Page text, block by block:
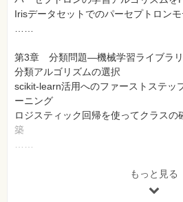
Irisデータセットでのパーセプトロン
……
第3章 分類問題―機械学習ライブラ
分類アルゴリズムの選択
scikit-learn活用へのファーストステッ
ーニング
ロジスティック回帰を使ってクラス
築
……
第4章 データ前処理―よりよいトレー
もっと見る